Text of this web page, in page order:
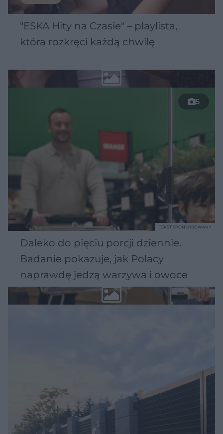
"ESKA Hity na Czasie" – playlista,
która rozkręci każdą chwilę
5
Daleko do pięciu porcji dziennie.
Badanie pokazuje, jak Polacy
naprawdę jedzą warzywa i owoce
TEKST SPONSOROWANY